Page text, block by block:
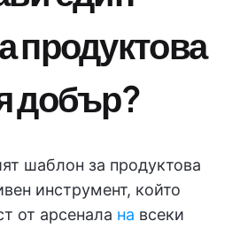
продуктова
добър?
шаблон за продуктова
инструмент, който
от арсенала на всеки